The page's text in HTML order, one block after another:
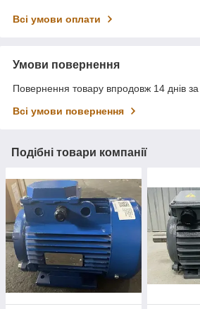
Всі умови оплати
Умови повернення
Повернення товару впродовж 14 днів
Всі умови повернення
Подібні товари компанії